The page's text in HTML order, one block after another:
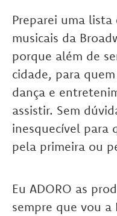
Preparei uma
musicais da
porque além de
cidade, para
dança e
assistir. Sem
inesquecível para
pela primeira ou
Eu ADORO as
sempre que vou